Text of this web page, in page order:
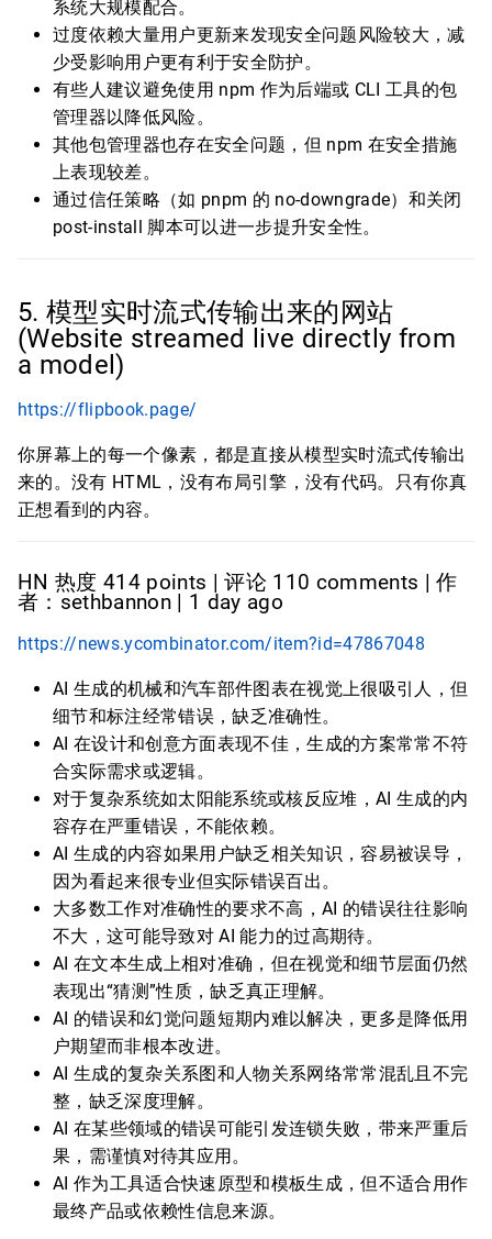
系统大规模配合。
过度依赖大量用户更新来发现安全问题风险较大，减
少受影响用户更有利于安全防护。
有些人建议避免使用 npm 作为后端或 CLI 工具的包
管理器以降低风险。
其他包管理器也存在安全问题，但 npm 在安全措施
上表现较差。
通过信任策略（如 pnpm 的 no-downgrade）和关闭
post-install 脚本可以进一步提升安全性。
5. 模型实时流式传输出来的网站
(Website streamed live directly from
a model)
https://flipbook.page/
你屏幕上的每一个像素，都是直接从模型实时流式传输出
来的。没有 HTML，没有布局引擎，没有代码。只有你真
正想看到的内容。
HN 热度 414 points | 评论 110 comments | 作
者：sethbannon | 1 day ago
https://news.ycombinator.com/item?id=47867048
AI 生成的机械和汽车部件图表在视觉上很吸引人，但
细节和标注经常错误，缺乏准确性。
AI 在设计和创意方面表现不佳，生成的方案常常不符
合实际需求或逻辑。
对于复杂系统如太阳能系统或核反应堆，AI 生成的内
容存在严重错误，不能依赖。
AI 生成的内容如果用户缺乏相关知识，容易被误导，
因为看起来很专业但实际错误百出。
大多数工作对准确性的要求不高，AI 的错误往往影响
不大，这可能导致对 AI 能力的过高期待。
AI 在文本生成上相对准确，但在视觉和细节层面仍然
表现出“猜测”性质，缺乏真正理解。
AI 的错误和幻觉问题短期内难以解决，更多是降低用
户期望而非根本改进。
AI 生成的复杂关系图和人物关系网络常常混乱且不完
整，缺乏深度理解。
AI 在某些领域的错误可能引发连锁失败，带来严重后
果，需谨慎对待其应用。
AI 作为工具适合快速原型和模板生成，但不适合用作
最终产品或依赖性信息来源。